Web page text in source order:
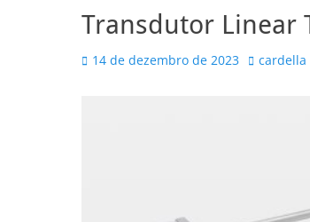
Transdutor Linear
Posted
14 de dezembro de 2023 Autor
cardella